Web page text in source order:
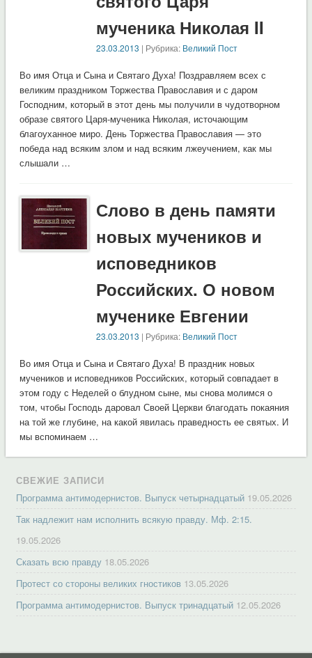
мученика Николая II
23.03.2013 | Рубрика: Великий Пост
Во имя Отца и Сына и Святаго Духа! Поздравляем всех с
великим праздником Торжества Православия и с даром
Господним, который в этот день мы получили в чудотворном
образе святого Царя-мученика Николая, источающим
благоуханное миро. День Торжества Православия — это
победа над всяким злом и над всяким лжеучением, как мы
слышали …
Слово в день памяти
новых мучеников и
исповедников
Российских. О новом
мученике Евгении
23.03.2013 | Рубрика: Великий Пост
Во имя Отца и Сына и Святаго Духа! В праздник новых
мучеников и исповедников Российских, который совпадает в
этом году с Неделей о блудном сыне, мы снова молимся о
том, чтобы Господь даровал Своей Церкви благодать покаяния
на той же глубине, на какой явилась праведность ее святых. И
мы вспоминаем …
СВЕЖИЕ ЗАПИСИ
Программа антимодернистов. Выпуск четырнадцатый 19.05.2026
Так надлежит нам исполнить всякую правду. Мф. 2:15.
19.05.2026
Сказать всю правду 18.05.2026
Протест со стороны великих гностиков 13.05.2026
Программа антимодернистов. Выпуск тринадцатый 12.05.2026